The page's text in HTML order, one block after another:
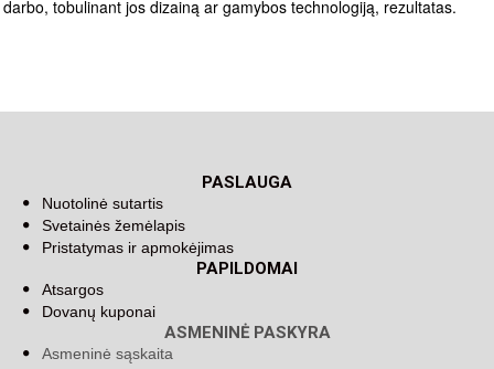
darbo, tobulinant jos dizainą ar gamybos technologiją, rezultatas.
PASLAUGA
Nuotolinė sutartis
Svetainės žemėlapis
Pristatymas ir apmokėjimas
PAPILDOMAI
Atsargos
Dovanų kuponai
ASMENINĖ PASKYRA
Asmeninė sąskaita